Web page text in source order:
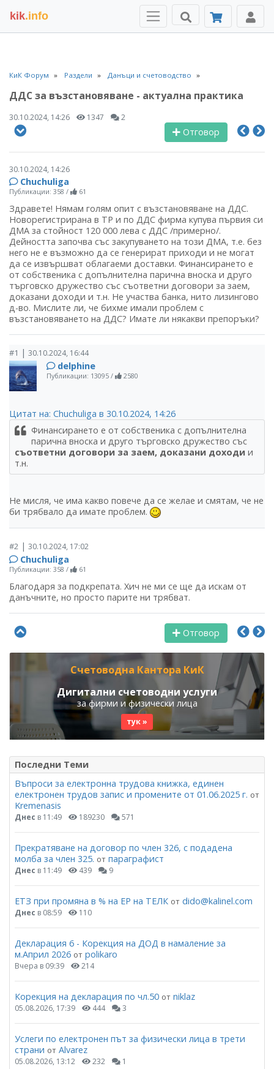
kik.info
КиК Форум Раздели Данъци и счетоводство
ДДС за възстановяване - актуална практика
30.10.2024, 14:26 1347 2
Отговор
30.10.2024, 14:26
Chuchuliga
Публикации: 358 / 61
Здравете! Нямам голям опит с възстановяване на ДДС.
Новорегистрирана в ТР и по ДДС фирма купува първия си
ДМА за стойност 120 000 лева с ДДС /примерно/.
Дейността започва със закупуването на този ДМА, т.е. без
него не е възможно да се генерират приходи и не могат
да се извършват облагаеми доставки. Финансирането е
от собственика с допълнителна парична вноска и друго
търговско дружество със съответни договори за заем,
доказани доходи и т.н. Не участва банка, нито лизингово
д-во. Мислите ли, че бихме имали проблем с
възстановяването на ДДС? Имате ли някакви препоръки?
#1 | 30.10.2024, 16:44
delphine
Публикации: 13095 / 2580
Цитат на: Chuchuliga в 30.10.2024, 14:26
Финансирането е от собственика с допълнителна
парична вноска и друго търговско дружество със
съответни договори за заем, доказани доходи и
т.н.
Не мисля, че има какво повече да се желае и смятам, че не
би трябвало да имате проблем.
#2 | 30.10.2024, 17:02
Chuchuliga
Публикации: 358 / 61
Благодаря за подкрепата. Хич не ми се ще да искам от
данъчните, но просто парите ни трябват.
Отговор
Счетоводна Кантора КиК
Дигитални счетоводни услуги
за фирми и физически лица
тук »
Последни Теми
Въпроси за електронна трудова книжка, единен
електронен трудов запис и промените от 01.06.2025 г. от
Kremenasis
Днес в 11:49 189230 571
Прекратяване на договор по член 326, с подадена
молба за член 325. от параграфист
Днес в 11:49 439 9
ЕТЗ при промяна в % на ЕР на ТЕЛК от dido@kalinel.com
Днес в 08:59 110
Декларация 6 - Корекция на ДОД в намаление за
м.Април 2026 от polikaro
Вчера в 09:39 214
Корекция на декларация по чл.50 от niklaz
05.08.2026, 17:39 444 3
Услеги по електронен път за физически лица в трети
страни от Alvarez
05.08.2026, 13:12 232 1